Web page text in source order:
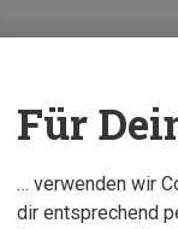
Für
… verwenden wir
dir entsprechend